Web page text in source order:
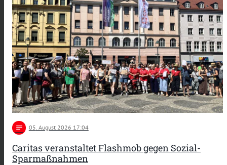
notes 05. August 2026 17:04
Caritas veranstaltet Flashmob gegen Sozial-
Sparmaßnahmen